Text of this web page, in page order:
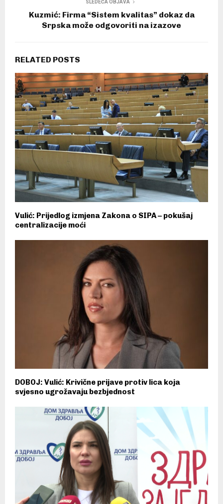
SLEDEĆA OBJAVA
Kuzmić: Firma “Sistem kvalitas” dokaz da
Srpska može odgovoriti na izazove
RELATED POSTS
Vulić: Prijedlog izmjena Zakona o SIPA – pokušaj
centralizacije moći
DOBOJ: Vulić: Krivične prijave protiv lica koja
svjesno ugrožavaju bezbjednost